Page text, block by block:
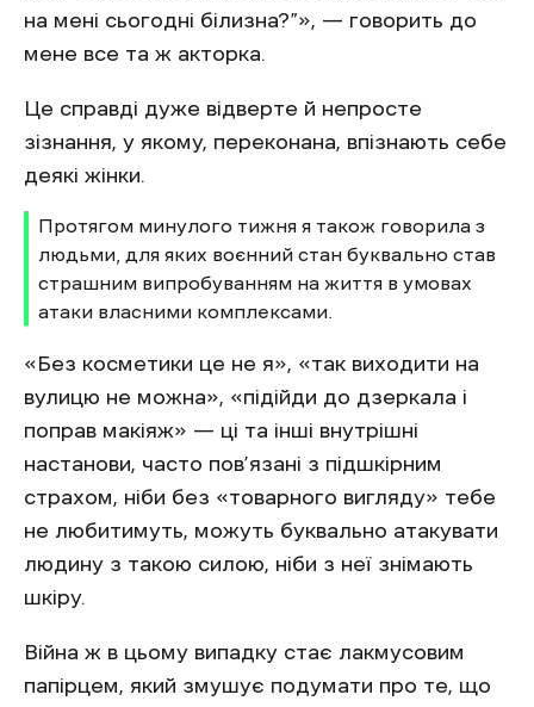
на мені сьогодні білизна?”», — говорить до
мене все та ж акторка.
Це справді дуже відверте й непросте
зізнання, у якому, переконана, впізнають себе
деякі жінки.
Протягом минулого тижня я також говорила з
людьми, для яких воєнний стан буквально став
страшним випробуванням на життя в умовах
атаки власними комплексами.
«Без косметики це не я», «так виходити на
вулицю не можна», «підійди до дзеркала і
поправ макіяж» — ці та інші внутрішні
настанови, часто пов’язані з підшкірним
страхом, ніби без «товарного вигляду» тебе
не любитимуть, можуть буквально атакувати
людину з такою силою, ніби з неї знімають
шкіру.
Війна ж в цьому випадку стає лакмусовим
папірцем, який змушує подумати про те, що